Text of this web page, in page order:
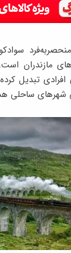
مازندران
تبدیل
ساحلی